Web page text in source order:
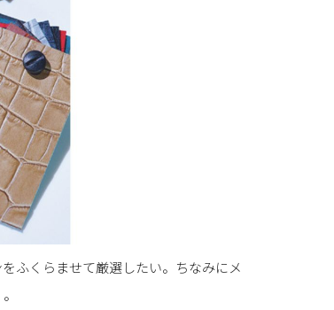
ふくらませて厳選したい。ちなみにメ